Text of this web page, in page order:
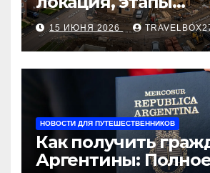
строительства,
застройщика,
оформления
рыночные
15 ИЮНЯ 2026
НОВОСТИ ДЛЯ ПУТЕШЕСТВЕННИКОВ
Как получить
Аргентины: